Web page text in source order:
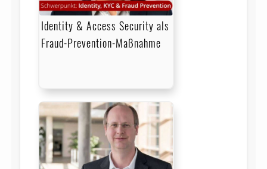
Identity & Access Security als
Fraud-Prevention-Maßnahme